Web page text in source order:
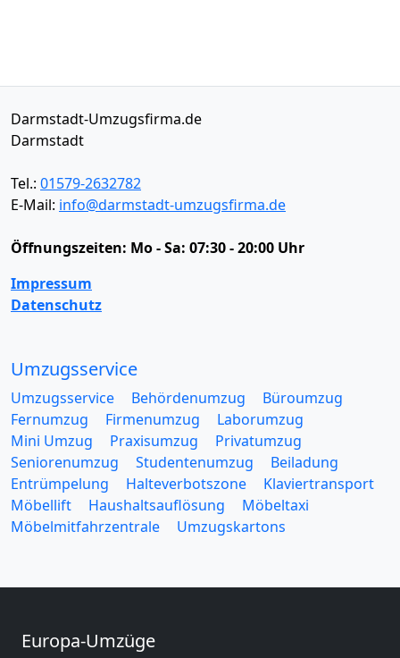
Darmstadt-Umzugsfirma.de
Darmstadt
Tel.: 01579-2632782
E-Mail: info@darmstadt-umzugsfirma.de
Öffnungszeiten: Mo - Sa: 07:30 - 20:00 Uhr
Impressum
Datenschutz
Umzugsservice
Umzugsservice Behördenumzug
Büroumzug
Fernumzug
Firmenumzug
Laborumzug
Mini Umzug
Praxisumzug
Privatumzug
Seniorenumzug
Studentenumzug
Beiladung
Entrümpelung
Halteverbotszone
Klaviertransport
Möbellift
Haushaltsauflösung
Möbeltaxi
Möbelmitfahrzentrale
Umzugskartons
Europa-Umzüge